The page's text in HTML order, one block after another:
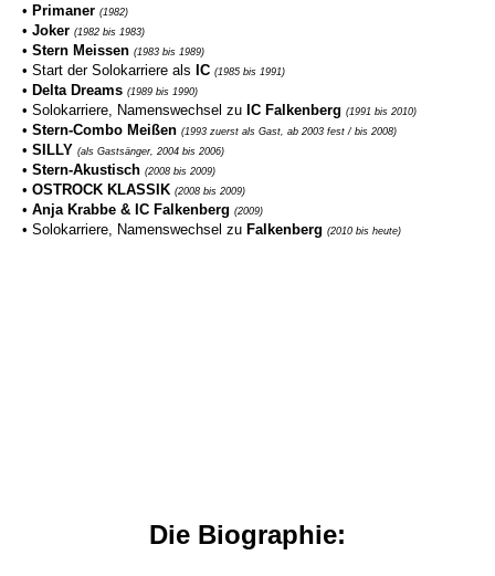
• Primaner (1982)
• Joker (1982 bis 1983)
• Stern Meissen (1983 bis 1989)
• Start der Solokarriere als IC (1985 bis 1991)
• Delta Dreams (1989 bis 1990)
• Solokarriere, Namenswechsel zu IC Falkenberg (1991 bis 2010)
• Stern-Combo Meißen (1993 zuerst als Gast, ab 2003 fest / bis 2008)
• SILLY (als Gastsänger, 2004 bis 2006)
• Stern-Akustisch (2008 bis 2009)
• OSTROCK KLASSIK (2008 bis 2009)
• Anja Krabbe & IC Falkenberg (2009)
• Solokarriere, Namenswechsel zu Falkenberg (2010 bis heute)
Die Biographie: